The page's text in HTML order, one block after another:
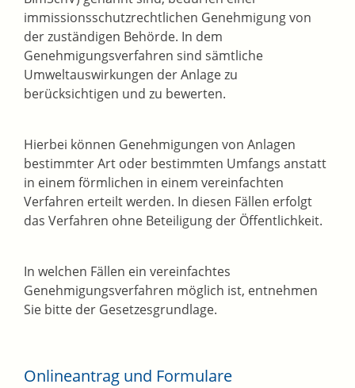
immissionsschutzrechtlichen Genehmigung von
der zuständigen Behörde. In dem
Genehmigungsverfahren sind sämtliche
Umweltauswirkungen der Anlage zu
berücksichtigen und zu bewerten.
Hierbei können Genehmigungen von Anlagen
bestimmter Art oder bestimmten Umfangs anstatt
in einem förmlichen in einem vereinfachten
Verfahren erteilt werden. In diesen Fällen erfolgt
das Verfahren ohne Beteiligung der Öffentlichkeit.
In welchen Fällen ein vereinfachtes
Genehmigungsverfahren möglich ist, entnehmen
Sie bitte der Gesetzesgrundlage.
Onlineantrag und Formulare